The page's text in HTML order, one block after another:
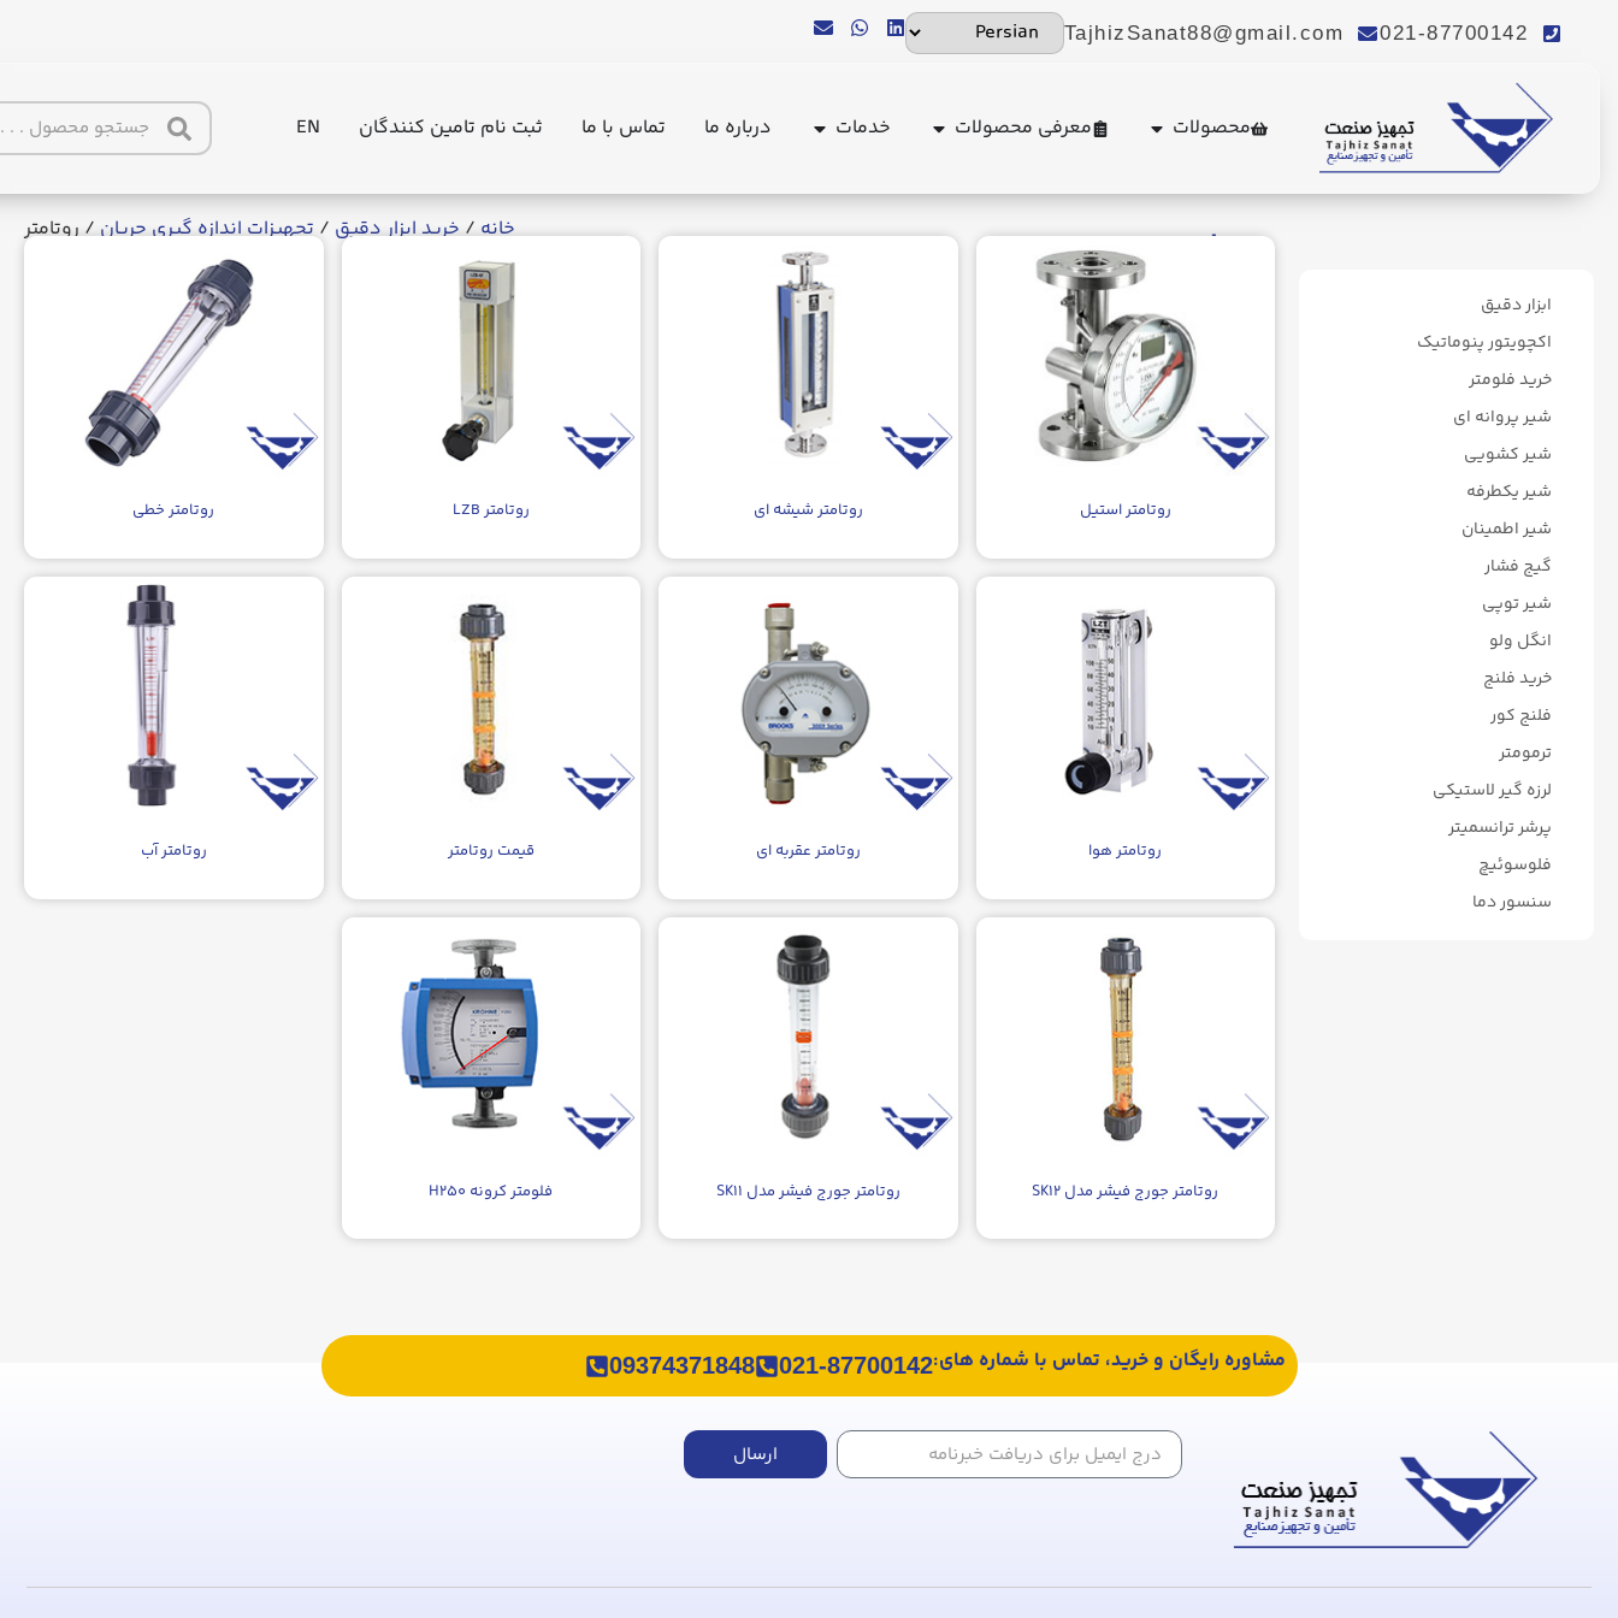
021-87700142
TajhizSanat88@gmail.com
محصولات معرفی محصولات خدمات درباره ما تماس با ما ثبت نام تامین کنندگان EN
ابزار دقیق
اکچویتور پنوماتیک
خرید فلومتر
شیر پروانه ای
شیر کشویی
شیر یکطرفه
شیر اطمینان
گیج فشار
شیر توپی
انگل ولو
خرید فلنج
فلنج کور
ترمومتر
لرزه گیر لاستیکی
پرشر ترانسمیتر
فلوسوئیچ
سنسور دما
روتامتر خانه/خرید ابزار دقیق /تجهیزات اندازه گیری جریان/ روتامتر
روتامتر استیل روتامتر شیشه ای روتامتر LZB روتامتر خطی
روتامتر هوا روتامتر عقربه ای قیمت روتامتر روتامتر آب
روتامتر جورج فیشر مدل SK۱۲ روتامتر جورج فیشر مدل SK۱۱ فلومتر کرونه H۲۵۰
مشاوره رایگان و خرید، تماس با شماره های:021-87700142
09374371848
ارسال